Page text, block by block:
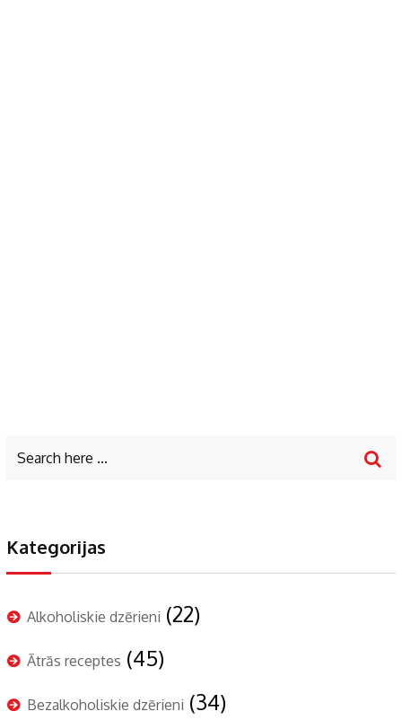
Kategorijas
Alkoholiskie dzērieni (22)
Ātrās receptes (45)
Bezalkoholiskie dzērieni (34)